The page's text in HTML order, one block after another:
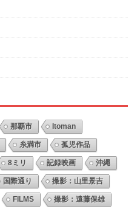
那覇市 Itoman
糸満市 孤児作品
8ミリ 記録映画 沖縄
国際通り 撮影：山里景吉
FILMS 撮影：遠藤保雄